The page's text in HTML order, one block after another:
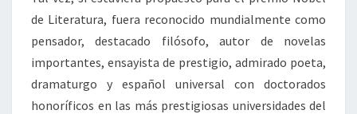
de Literatura, fuera reconocido mundialmente como
pensador, destacado filósofo, autor de novelas
importantes, ensayista de prestigio, admirado poeta,
dramaturgo y español universal con doctorados
honoríficos en las más prestigiosas universidades del